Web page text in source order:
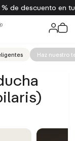
en tu primer pedido
Haz nuestro